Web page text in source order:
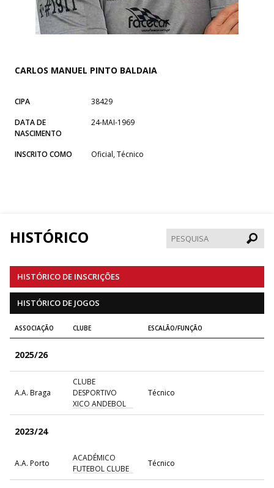
CARLOS MANUEL PINTO BALDAIA
CIPA
38429
DATA DE
NASCIMENTO
24-MAI-1969
INSCRITO COMO Oficial, Técnico
HISTÓRICO
HISTÓRICO DE INSCRIÇÕES
HISTÓRICO DE JOGOS
ASSOCIAÇÃO CLUBE ESCALÃO/FUNÇÃO
2025/26
A.A. Braga
CLUBE
DESPORTIVO
XICO ANDEBOL
Técnico
2023/24
A.A. Porto
ACADÉMICO
FUTEBOL CLUBE
Técnico